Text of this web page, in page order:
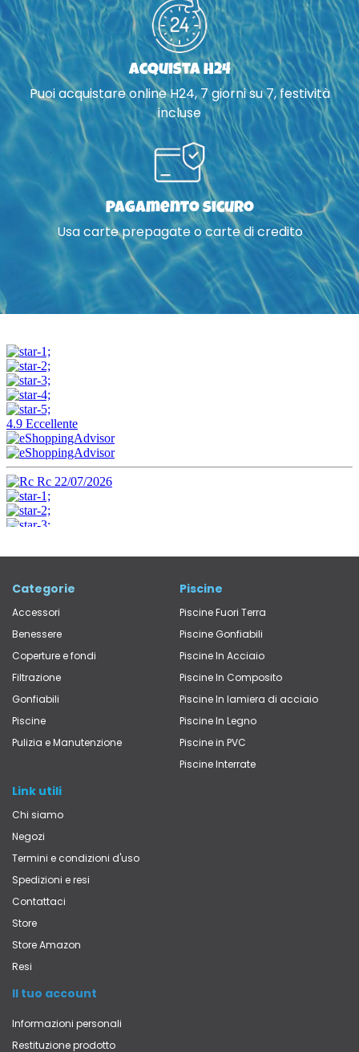
Acquista H24
Puoi acquistare online H24, 7 giorni su 7, festività
incluse
Pagamento sicuro
Usa carte prepagate o carte di credito
Categorie
Accessori
Benessere
Coperture e fondi
Filtrazione
Gonfiabili
Piscine
Pulizia e Manutenzione
Piscine
Piscine Fuori Terra
Piscine Gonfiabili
Piscine In Acciaio
Piscine In Composito
Piscine In lamiera di acciaio
Piscine In Legno
Piscine in PVC
Piscine Interrate
Link utili
Chi siamo
Negozi
Termini e condizioni d'uso
Spedizioni e resi
Contattaci
Store
Store Amazon
Resi
Il tuo account
Informazioni personali
Restituzione prodotto